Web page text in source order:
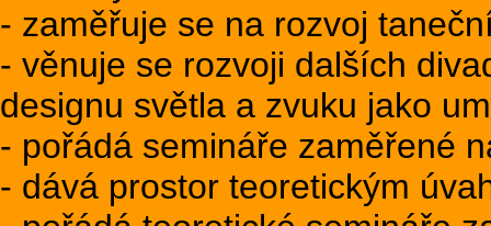
- zaměřuje se na rozvoj
- věnuje se rozvoji dalších
designu světla a zvuku jako
- pořádá semináře zaměřené
- dává prostor teoretickým